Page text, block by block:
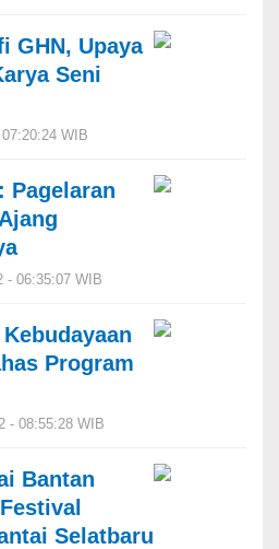
GHN, Upaya
Seni
WIB
Pagelaran
- 06:35:07 WIB
Program
- 08:55:28 WIB
Bantan
Selatbaru